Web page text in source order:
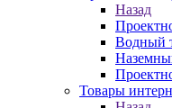
Назад
Водный
Товары